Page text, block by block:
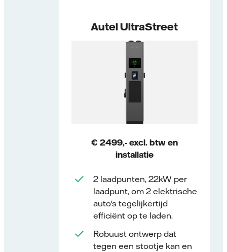
Autel UltraStreet
€ 2499,- excl. btw en
installatie
2 laadpunten, 22kW per
laadpunt, om 2 elektrische
auto's tegelijkertijd
efficiënt op te laden.
Robuust ontwerp dat
tegen een stootje kan en